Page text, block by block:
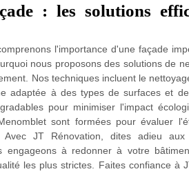
: les solutions
l'importance d'une façade
nous proposons des solutions de
Nos techniques incluent le
adaptée à des types de surfaces et
pour minimiser l'impact
sont formées pour évaluer
Avec JT Rénovation, dites adieu
engageons à redonner à votre
les plus strictes. Faites confiance à